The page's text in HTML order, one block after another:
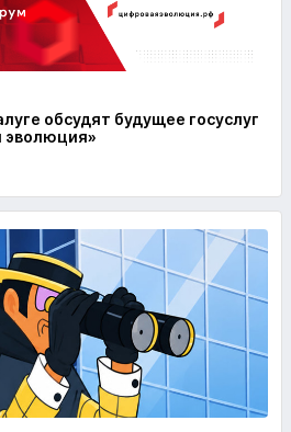
обсудят будущее госуслуг
эволюция»